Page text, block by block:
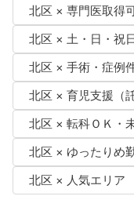
北区 × 専門医取得
北区 × 土・日・祝
北区 × 手術・症例
北区 × 育児支援（
北区 × 転科ＯＫ・
北区 × ゆったりめ
北区 × 人気エリア